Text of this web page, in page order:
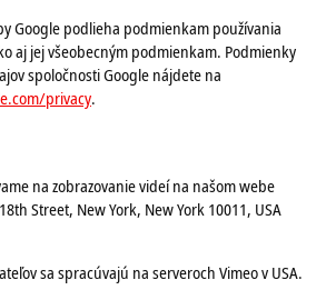
Google podlieha podmienkam používania
aj jej všeobecným podmienkam. Podmienky
spoločnosti Google nájdete na
privacy.
na zobrazovanie videí na našom webe
Street, New York, New York 10011, USA
sa spracúvajú na serveroch Vimeo v USA.